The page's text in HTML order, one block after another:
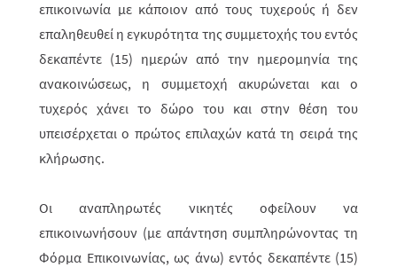
επικοινωνία με κάποιον από τους τυχερούς ή δεν
επαληθευθεί η εγκυρότητα της συμμετοχής του εντός
δεκαπέντε (15) ημερών από την ημερομηνία της
ανακοινώσεως, η συμμετοχή ακυρώνεται και ο
τυχερός χάνει το δώρο του και στην θέση του
υπεισέρχεται ο πρώτος επιλαχών κατά τη σειρά της
κλήρωσης.
Οι αναπληρωτές νικητές οφείλουν να
επικοινωνήσουν (με απάντηση συμπληρώνοντας τη
Φόρμα Επικοινωνίας, ως άνω) εντός δεκαπέντε (15)